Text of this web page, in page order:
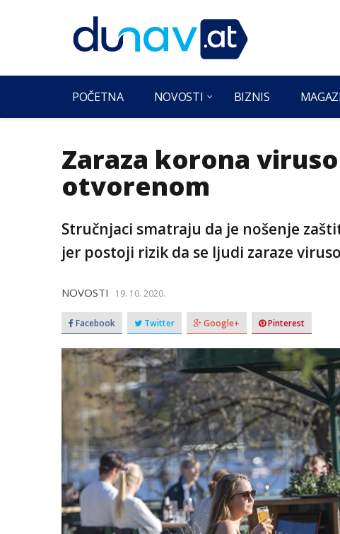
POČETNA NOVOSTI BIZNIS
Zaraza korona
otvorenom
Stručnjaci smatraju da je nošenje
jer postoji rizik da se ljudi zaraze
NOVOSTI 19. 10. 2020.
Facebook Twitter Google+ Pinterest